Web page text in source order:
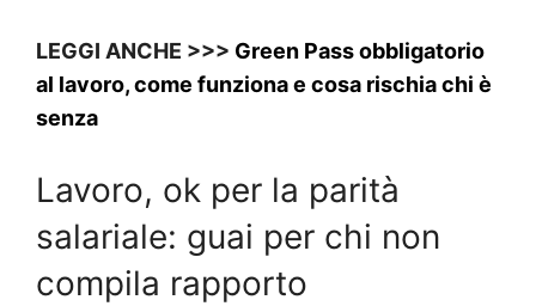
LEGGI ANCHE >>> Green Pass obbligatorio
al lavoro, come funziona e cosa rischia chi è
senza
Lavoro, ok per la parità
salariale: guai per chi non
compila rapporto